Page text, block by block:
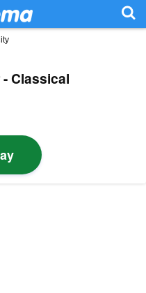
Classical